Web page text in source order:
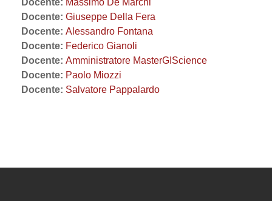
Docente: Massimo De Marchi
Docente: Giuseppe Della Fera
Docente: Alessandro Fontana
Docente: Federico Gianoli
Docente: Amministratore MasterGIScience
Docente: Paolo Miozzi
Docente: Salvatore Pappalardo